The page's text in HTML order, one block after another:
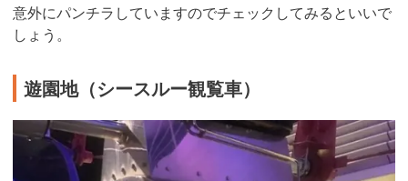
意外にパンチラしていますのでチェックしてみるといいで
しょう。
遊園地（シースルー観覧車）